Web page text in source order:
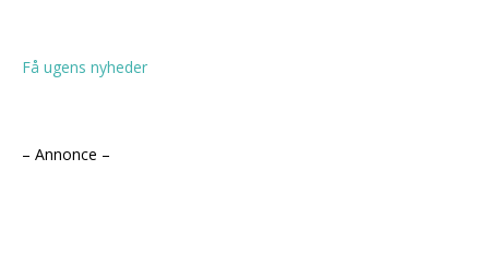
Få ugens nyheder
– Annonce –